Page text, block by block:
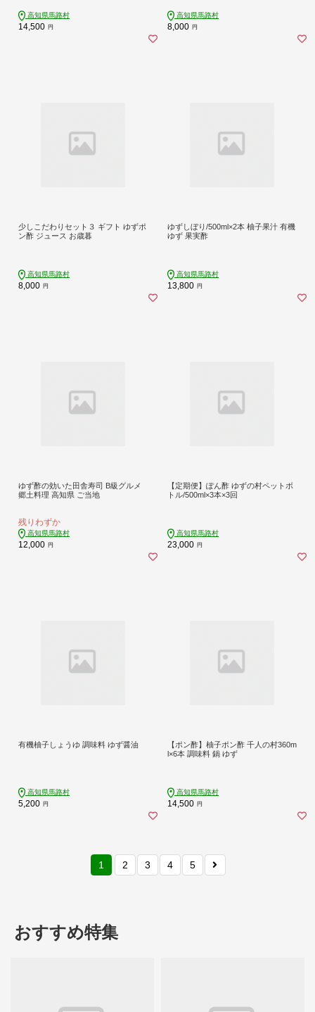
高知県馬路村
14,500 円
高知県馬路村
8,000 円
少しこだわりセット３ ギフト ゆずポ
ン酢 ジュース お歳暮
高知県馬路村
8,000 円
ゆずしぼり/500ml×2本 柚子果汁 有機
ゆず 果実酢
高知県馬路村
13,800 円
ゆず酢の効いた田舎寿司 B級グルメ
郷土料理 高知県 ご当地
残りわずか
高知県馬路村
12,000 円
【定期便】ぽん酢 ゆずの村ペットボ
トル/500ml×3本×3回
高知県馬路村
23,000 円
有機柚子しょうゆ 調味料 ゆず醤油
高知県馬路村
5,200 円
【ポン酢】柚子ポン酢 千人の村360m
l×6本 調味料 鍋 ゆず
高知県馬路村
14,500 円
1 2 3 4 5
おすすめ特集